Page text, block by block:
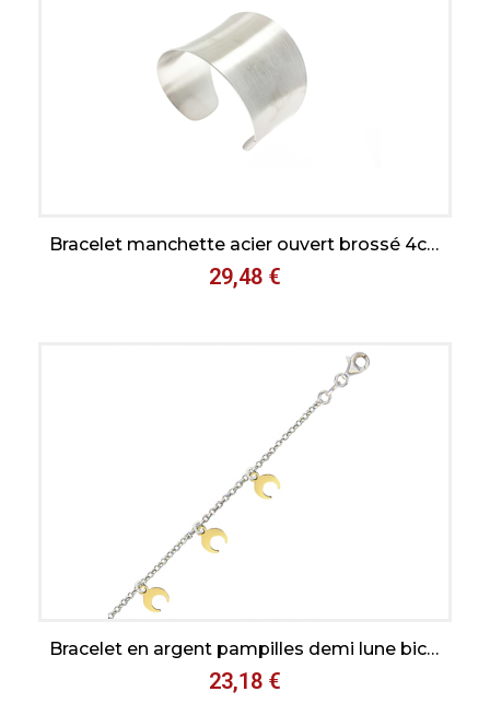
Aperçu rapide Bracelet manchette acier ouvert brossé 4cm de large
29,48 €
Aperçu rapide Bracelet en argent pampilles demi lune bicolore, avec chaine reglable de 2 cm
23,18 €